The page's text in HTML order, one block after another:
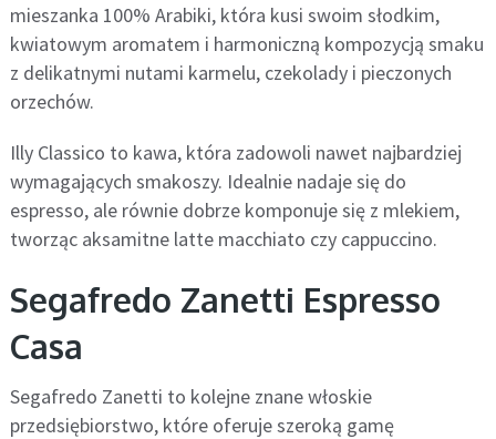
mieszanka 100% Arabiki, która kusi swoim słodkim,
kwiatowym aromatem i harmoniczną kompozycją smaku
z delikatnymi nutami karmelu, czekolady i pieczonych
orzechów.
Illy Classico to kawa, która zadowoli nawet najbardziej
wymagających smakoszy. Idealnie nadaje się do
espresso, ale równie dobrze komponuje się z mlekiem,
tworząc aksamitne latte macchiato czy cappuccino.
Segafredo Zanetti Espresso
Casa
Segafredo Zanetti to kolejne znane włoskie
przedsiębiorstwo, które oferuje szeroką gamę